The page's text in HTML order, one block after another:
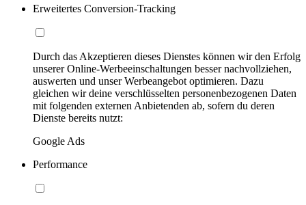
Erweitertes Conversion-Tracking
Durch das Akzeptieren dieses Dienstes können wir den Erfolg
unserer Online-Werbeeinschaltungen besser nachvollziehen,
auswerten und unser Werbeangebot optimieren. Dazu
gleichen wir deine verschlüsselten personenbezogenen Daten
mit folgenden externen Anbietenden ab, sofern du deren
Dienste bereits nutzt:
Google Ads
Performance